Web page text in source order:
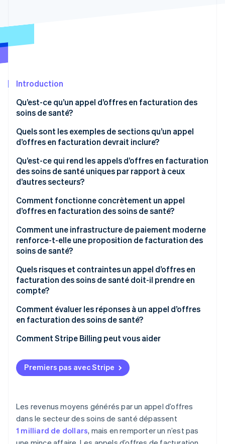
Élimination du carbone
Découvrez comment Stripe construit l’infrastructure
l’IA.
Introduction
Qu’est-ce qu’un appel d’offres en facturation des
soins de santé?
Quels sont les exemples de sections qu’un appel
d’offres en facturation devrait inclure?
Aperçu du projet
Étendue des services
Exigences en matière d’intégration technologique
Conformité et obligations de déclaration
Exigences en matière de tarification
Critères d’évaluation et indicateurs de performance
Qu’est-ce qui rend les appels d’offres en facturation
des soins de santé uniques par rapport à ceux
d’autres secteurs?
Exposition aux informations de santé protégées à
tous les niveaux
Complexité du payeur public
Gestion des refus
Sensibilité des patients aux paiements
Comment fonctionne concrètement un appel
d’offres en facturation des soins de santé?
Accord interne
Analyse du marché
Émission et période de questions-réponses
Examen des propositions
Présélection et démonstrations
Vérification des références
Négociation de contrats
Comment une infrastructure de paiement moderne
renforce-t-elle une proposition de facturation des
soins de santé?
Acceptation unifiée des paiements
Facturation abonnement et adhésion
Conformité à la norme PCI DSS
Interopérabilité des DSE
Quels risques et contraintes un appel d’offres en
facturation des soins de santé doit-il prendre en
compte?
Dérive de la portée contractuelle
Indicateurs de performance qui disparaissent après
la signature
Informations de santé protégées à la résiliation du
Risque lié au calendrier de mise en œuvre
Comment évaluer les réponses à un appel d’offres
en facturation des soins de santé?
Comment Stripe Billing peut vous aider
Premiers pas avec Stripe
Les revenus moyens générés par un appel d’offres
dans le secteur des soins de santé dépassent
1 milliard de dollars, mais en remporter un n’est pas